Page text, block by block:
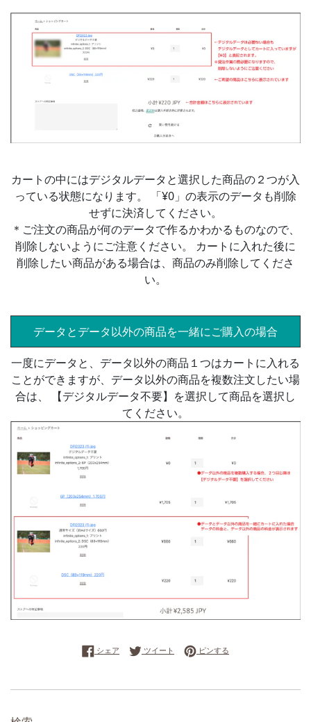
カートの中にはデジタルデータと選択した商品の２つが入
っている状態になります。 「¥0」の表示のデータも削除
せずに決済してください。
＊ご注文の商品が何のデータで作るかわかるものなので、
削除しないようにご注意ください。 カートに入れた後に
削除したい商品がある場合は、商品のみ削除してくださ
い。
データとデータ以外の商品を一緒にご購入の場合
一度にデータと、データ以外の商品１つはカートに入れる
ことができますが、データ以外の商品を複数注文したい場
合は、 【デジタルデータ不要】を選択して商品を選択し
てください。
シェア Facebookでシェアする
ツイート Twitterに投稿する
ピンする